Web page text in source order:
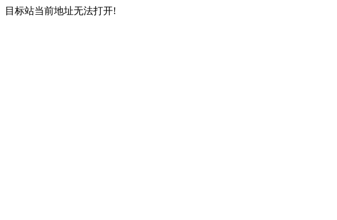
目标站当前地址无法打开!